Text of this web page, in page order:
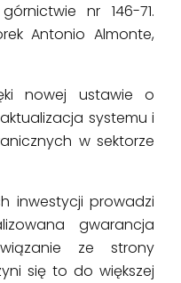
nr 146-71.
Antonio Almonte,
nowej ustawie o
systemu i
w sektorze
inwestycji prowadzi
gwarancja
ze strony
się to do większej